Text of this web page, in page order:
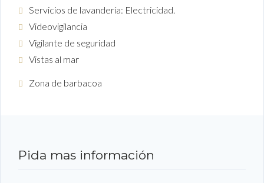
Servicios de lavandería: Electricidad.
Videovigilancia
Vigilante de seguridad
Vistas al mar
Zona de barbacoa
Pida mas información